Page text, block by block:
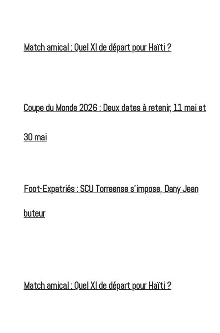
Coupe du Monde 2026 : Deux dates à retenir, 11 mai et
30 mai
Match amical : Quel XI de départ pour Haïti ?
Match amical : Quel XI de départ pour Haïti ?
Foot-Expatriés : SCU Torreense s’impose, Dany Jean
buteur